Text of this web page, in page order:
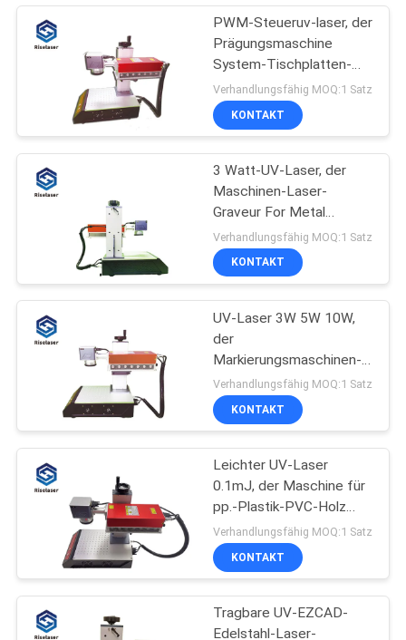
Faser-Laser-
Markierungs-
Maschine
221
UV
42
Laser-Schweißgerät
PWM-Steueruv-laser, der
Prägungsmaschine
System-Tischplatten-
Lasers markiert
Verhandlungsfähig MOQ:1 Satz
KONTAKT
3 Watt-UV-Laser, der
Maschinen-Laser-
Graveur For Metal
Jewelry markiert
Verhandlungsfähig MOQ:1 Satz
KONTAKT
UV-Laser 3W 5W 10W,
der
Markierungsmaschinen-
Tischplattenfaser-Laser-
Schneider graviert
Verhandlungsfähig MOQ:1 Satz
KONTAKT
Leichter UV-Laser
0.1mJ, der Maschine für
pp.-Plastik-PVC-Holz
markiert
Verhandlungsfähig MOQ:1 Satz
KONTAKT
Tragbare UV-EZCAD-
Edelstahl-Laser-